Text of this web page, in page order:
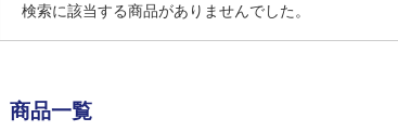
検索に該当する商品がありませんでした。
商品一覧